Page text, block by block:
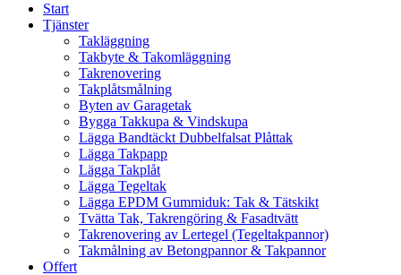
Start
Tjänster
Takläggning
Takbyte & Takomläggning
Takrenovering
Takplåtsmålning
Byten av Garagetak
Bygga Takkupa & Vindskupa
Lägga Bandtäckt Dubbelfalsat Plåttak
Lägga Takpapp
Lägga Takplåt
Lägga Tegeltak
Lägga EPDM Gummiduk: Tak & Tätskikt
Tvätta Tak, Takrengöring & Fasadtvätt
Takrenovering av Lertegel (Tegeltakpannor)
Takmålning av Betongpannor & Takpannor
Offert